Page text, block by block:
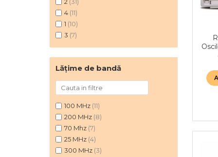
4 (11)
1 (10)
3 (7)
Lățime de bandă
100 MHz (11)
200 MHz (8)
70 Mhz (7)
25 MHz (4)
300 MHz (3)